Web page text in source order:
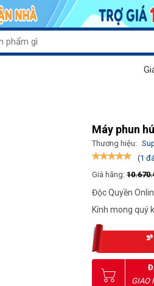
Giảm 15%
Máy phun
Thương hiệu:
(1
Giá hãng:
Độc Quyền
Kính mong quý
GIAO